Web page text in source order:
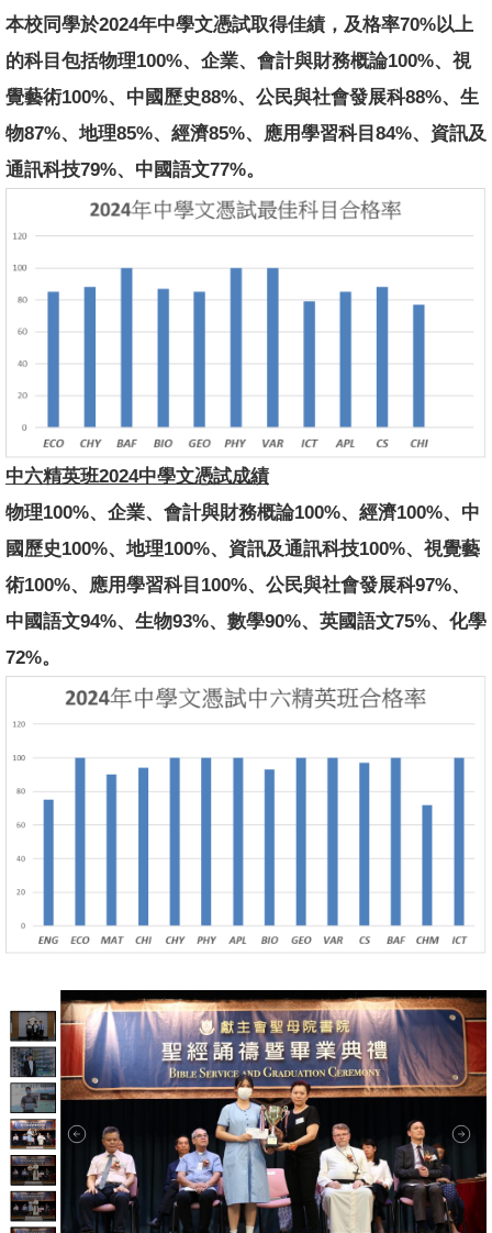
本校同學於2024年中學文憑試取得佳績，及格率70%以上
的科目包括物理100%、企業、會計與財務概論100%、視
覺藝術100%、中國歷史88%、公民與社會發展科88%、生
物87%、地理85%、經濟85%、應用學習科目84%、資訊及
通訊科技79%、中國語文77%。
中六精英班2024中學文憑試成績
物理100%、企業、會計與財務概論100%、經濟100%、中
國歷史100%、地理100%、資訊及通訊科技100%、視覺藝
術100%、應用學習科目100%、公民與社會發展科97%、
中國語文94%、生物93%、數學90%、英國語文75%、化學
72%。